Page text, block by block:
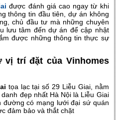
được đánh giá cao ngay từ khi
thông tin đầu tiên, dự án không
chủ đầu tư mà những chuyên
lưu tâm đến dự án để cập nhật
được những thông tin thực sự
trí đặt của Vinhomes
tọa lạc tại số 29 Liễu Giai, nằm
đẹp nhất Hà Nội là Liễu Giai
đường có mạng lưới đại sứ quán
đảm bảo và thắt chặt